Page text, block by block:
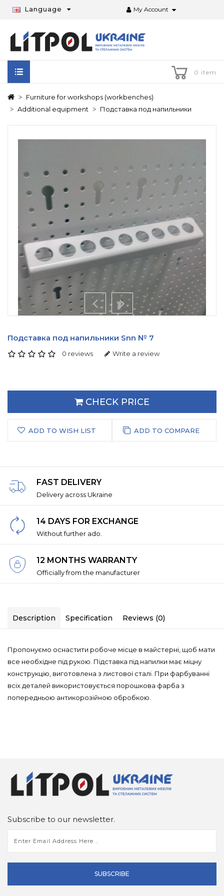
Language My Account
0 item
Furniture for workshops (workbenches)
Additional equipment
Подставка под напильники
Подставка под напильники Snn № 7
0 reviews Write a review
CHECK PRICE
ADD TO WISH LIST ADD TO COMPARE
FAST DELIVERY
Delivery across Ukraine
14 DAYS FOR EXCHANGE
Without further ado.
12 MONTHS WARRANTY
Officially from the manufacturer
Description Specification Reviews (0)
Пропонуємо оснастити робоче місце в майстерні, щоб мати
все необхідне під рукою. Підставка під напилки має міцну
конструкцію, виготовлена з листової сталі. При фарбуванні
всіх деталей використовується порошкова фарба з
попередньою антикорозійною обробкою.
Subscribe to our newsletter.
SUBSCRIBE